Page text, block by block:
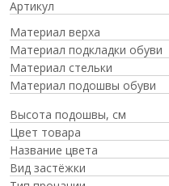
Артикул
Материал верха
Материал подкладки обуви
Материал стельки
Материал подошвы обуви
Высота подошвы, см
Цвет товара
Название цвета
Вид застёжки